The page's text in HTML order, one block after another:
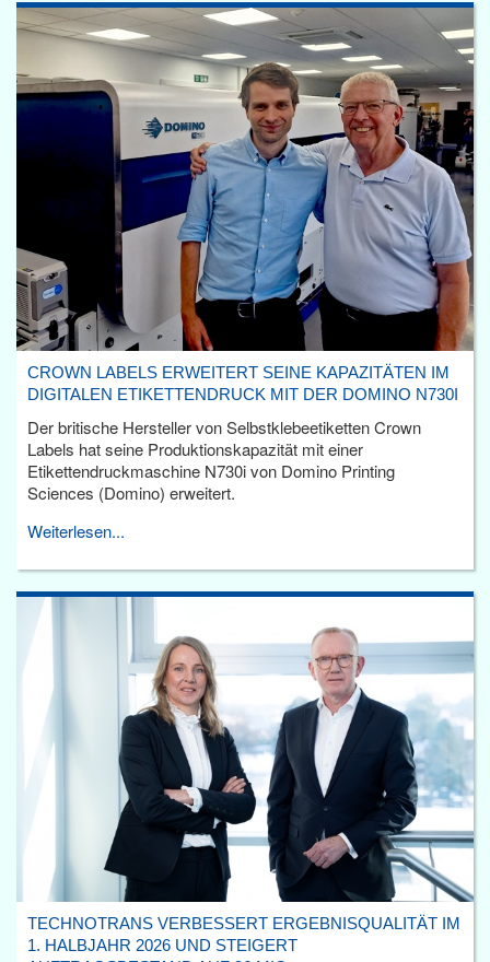
CROWN LABELS ERWEITERT SEINE KAPAZITÄTEN IM
DIGITALEN ETIKETTENDRUCK MIT DER DOMINO N730I
Der britische Hersteller von Selbstklebeetiketten Crown
Labels hat seine Produktionskapazität mit einer
Etikettendruckmaschine N730i von Domino Printing
Sciences (Domino) erweitert.
Weiterlesen...
TECHNOTRANS VERBESSERT ERGEBNISQUALITÄT IM
1. HALBJAHR 2026 UND STEIGERT